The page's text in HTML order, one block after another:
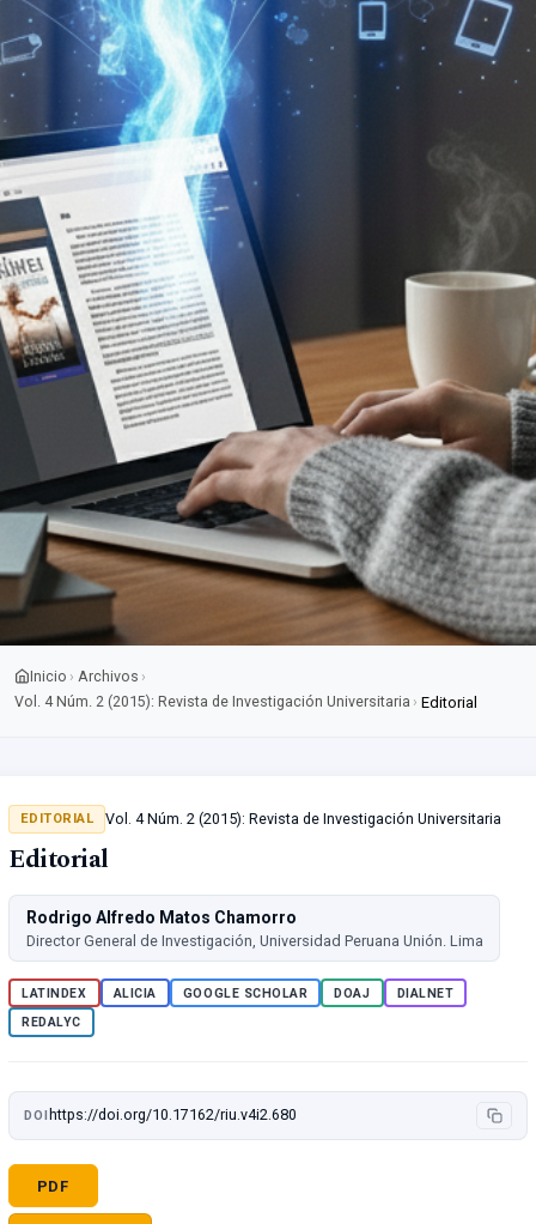
Inicio › Archivos ›
Vol. 4 Núm. 2 (2015): Revista de Investigación Universitaria › Editorial
EDITORIAL Vol. 4 Núm. 2 (2015): Revista de Investigación Universitaria
Editorial
Rodrigo Alfredo Matos Chamorro
Director General de Investigación, Universidad Peruana Unión. Lima
LATINDEX ALICIA GOOGLE SCHOLAR DOAJ
DIALNET
REDALYC
DOI https://doi.org/10.17162/riu.v4i2.680
PDF